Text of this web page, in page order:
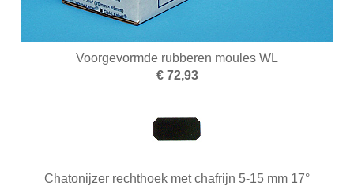
Voorgevormde rubberen moules WL
€ 72,93
Chatonijzer rechthoek met chafrijn 5-15 mm 17°